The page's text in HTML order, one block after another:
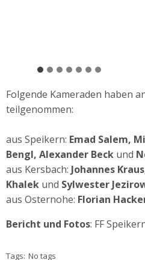
Folgende Kameraden haben
teilgenommen:
aus Speikern: Emad Salem,
Bengl, Alexander Beck und
aus Kersbach: Johannes
Khalek und Sylwester
aus Osternohe: Florian
Bericht und Fotos: FF
Tags: No tags